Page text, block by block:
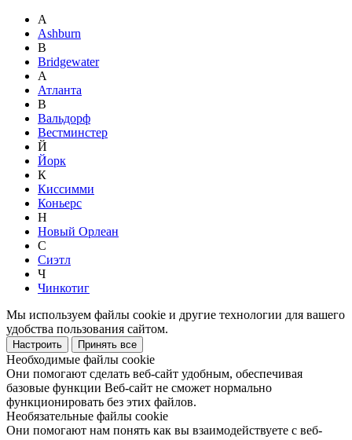
A
Ashburn
B
Bridgewater
А
Атланта
В
Вальдорф
Вестминстер
Й
Йорк
К
Киссимми
Коньерс
Н
Новый Орлеан
С
Сиэтл
Ч
Чинкотиг
Мы используем файлы cookie и другие технологии для вашего
удобства пользования сайтом.
Настроить Принять все
Необходимые файлы cookie
Они помогают сделать веб-сайт удобным, обеспечивая
базовые функции Веб-сайт не сможет нормально
функционировать без этих файлов.
Необязательные файлы cookie
Они помогают нам понять как вы взаимодействуете с веб-